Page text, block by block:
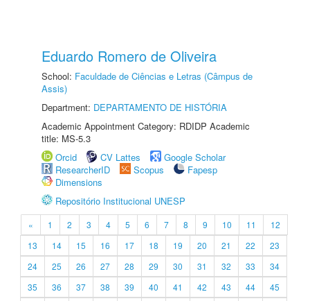
Eduardo Romero de Oliveira
School: Faculdade de Ciências e Letras (Câmpus de
Assis)
Department: DEPARTAMENTO DE HISTÓRIA
Academic Appointment Category: RDIDP Academic
title: MS-5.3
Orcid
CV Lattes
Google Scholar
ResearcherID
Scopus
Fapesp
Dimensions
Repositório Institucional UNESP
« 1 2 3 4 5 6 7 8 9 10 11
12
13
14 15 16 17 18 19 20 21 22
23
24
25 26 27 28 29 30 31 32 33
34
35
36 37 38 39 40 41 42 43 44
45